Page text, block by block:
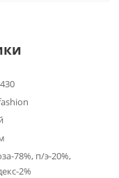
78%, п/э-20%,
2%